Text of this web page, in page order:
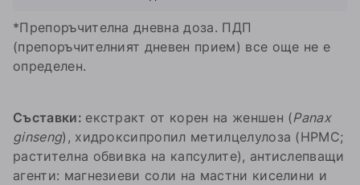
*Препоръчителна дневна доза. ПДП
(препоръчителният дневен прием) все още не е
определен.
Съставки: екстракт от корен на женшен (Panax
ginseng), хидроксипропил метилцелулоза (HPMC;
растителна обвивка на капсулите), антислепващи
агенти: магнезиеви соли на мастни киселини и